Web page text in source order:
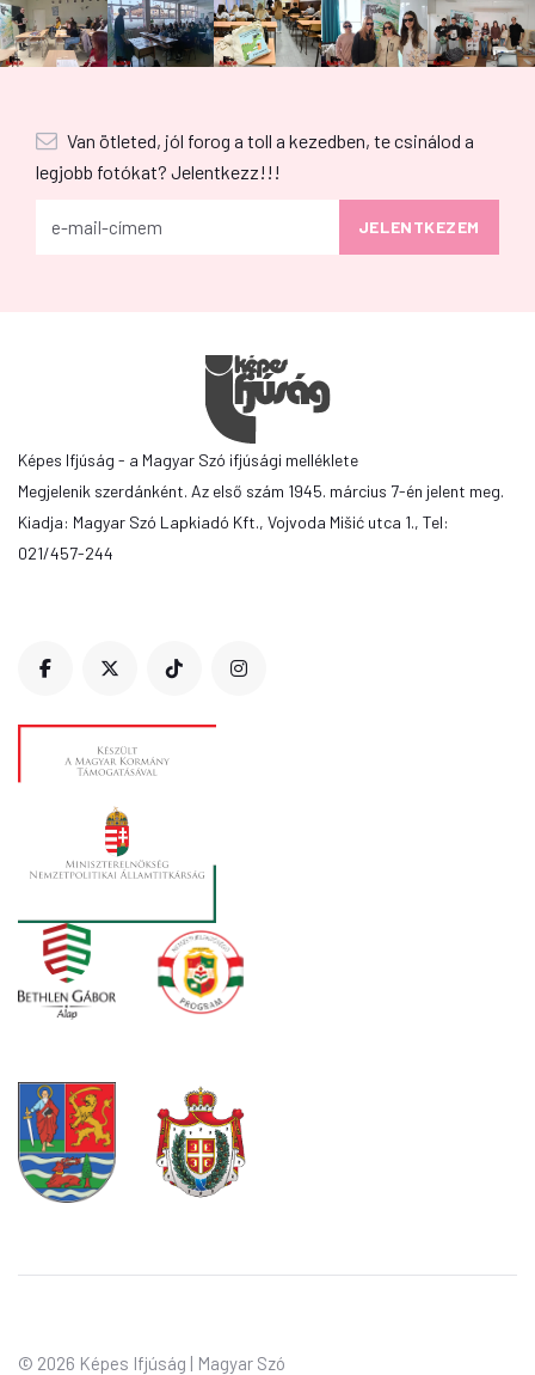
Van ötleted, jól forog a toll a kezedben, te csinálod a
legjobb fotókat? Jelentkezz!!!
Képes Ifjúság - a Magyar Szó ifjúsági melléklete
Megjelenik szerdánként. Az első szám 1945. március 7-én jelent meg.
Kiadja: Magyar Szó Lapkiadó Kft., Vojvoda Mišić utca 1., Tel:
021/457-244
© 2026 Képes Ifjúság | Magyar Szó